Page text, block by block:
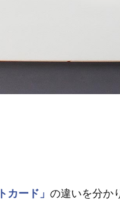
カード」 の違いを分か